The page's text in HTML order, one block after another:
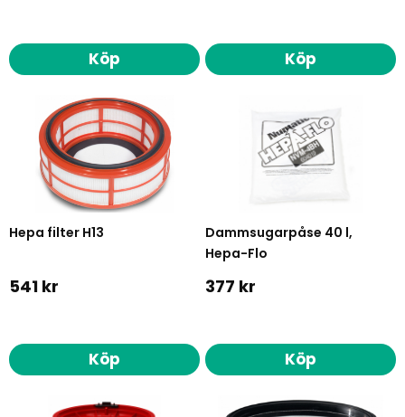
Köp Köp
Hepa filter H13
541 kr
Köp
Dammsugarpåse 40 l,
Hepa-Flo
377 kr
Köp